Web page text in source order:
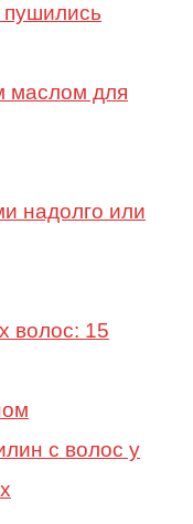
маслом для
надолго или
волос: 15
с волос у